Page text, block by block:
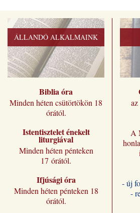
ÁLLANDÓ ALKALMAINK
Biblia óra
Minden héten csütörtökön 18
órától.
Istentisztelet énekelt
liturgiával
Minden héten pénteken
17 órától.
Ifjúsági óra
Minden héten pénteken 18
órától.
az
A
- új
-